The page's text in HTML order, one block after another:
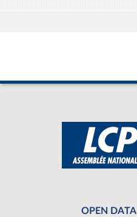
OPEN DATA